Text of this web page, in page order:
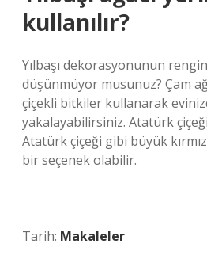
kullanılır?
Yılbaşı dekorasyonunun
düşünmüyor musunuz? Çam
çiçekli bitkiler kullanarak
yakalayabilirsiniz. Atatürk çiçeği,
Atatürk çiçeği gibi büyük
bir seçenek olabilir.
Tarih: Makaleler